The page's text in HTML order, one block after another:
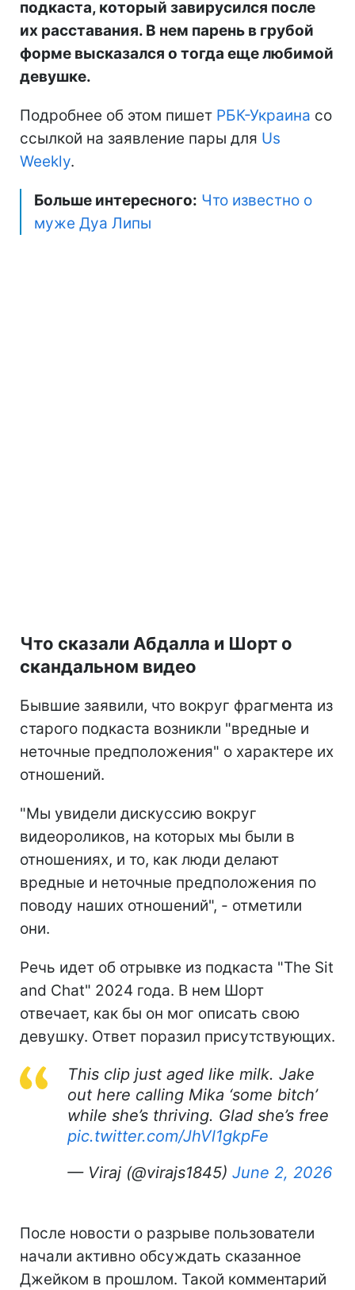
подкаста, который завирусился после
их расставания. В нем парень в грубой
форме высказался о тогда еще любимой
девушке.
Подробнее об этом пишет РБК-Украина со
ссылкой на заявление пары для Us
Weekly.
Больше интересного: Что известно о
муже Дуа Липы
Что сказали Абдалла и Шорт о
скандальном видео
Бывшие заявили, что вокруг фрагмента из
старого подкаста возникли "вредные и
неточные предположения" о характере их
отношений.
"Мы увидели дискуссию вокруг
видеороликов, на которых мы были в
отношениях, и то, как люди делают
вредные и неточные предположения по
поводу наших отношений", - отметили
они.
Речь идет об отрывке из подкаста "The Sit
and Chat" 2024 года. В нем Шорт
отвечает, как бы он мог описать свою
девушку. Ответ поразил присутствующих.
This clip just aged like milk. Jake
out here calling Mika ‘some bitch’
while she’s thriving. Glad she’s free
pic.twitter.com/JhVl1gkpFe
— Viraj (@virajs1845) June 2, 2026
После новости о разрыве пользователи
начали активно обсуждать сказанное
Джейком в прошлом. Такой комментарий